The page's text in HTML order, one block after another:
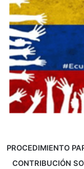
PROCEDIMIENTO
CONTRIBUCIÓN